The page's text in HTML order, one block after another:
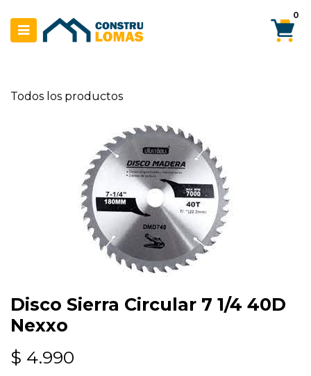
0
Todos los productos
Disco Sierra Circular 7 1/4 40D
Nexxo
$ 4.990